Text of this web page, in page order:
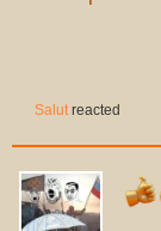
Salut reacted